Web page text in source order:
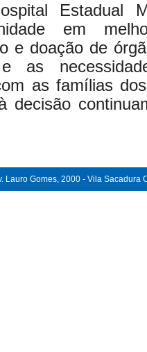
Estadual
em
e doação de
as
as famílias
decisão
Lauro Gomes, 2000 - Vila